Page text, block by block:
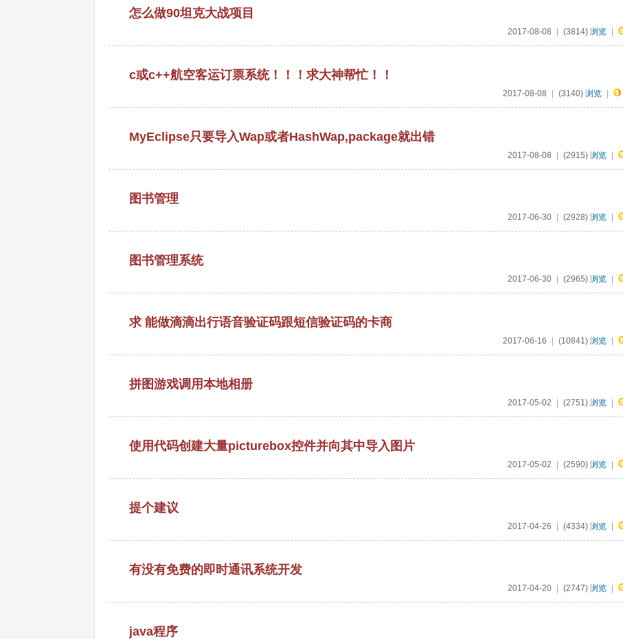
怎么做90坦克大战项目
2017-08-08 (3814) 浏览
c或c++航空客运订票系统！！！求大神帮忙！！
2017-08-08 (3140) 浏览
MyEclipse只要导入Wap或者HashWap,package就出错
2017-08-08 (2915) 浏览
图书管理
2017-06-30 (2928) 浏览
图书管理系统
2017-06-30 (2965) 浏览
求 能做滴滴出行语音验证码跟短信验证码的卡商
2017-06-16 (10841) 浏览
拼图游戏调用本地相册
2017-05-02 (2751) 浏览
使用代码创建大量picturebox控件并向其中导入图片
2017-05-02 (2590) 浏览
提个建议
2017-04-26 (4334) 浏览
有没有免费的即时通讯系统开发
2017-04-20 (2747) 浏览
java程序